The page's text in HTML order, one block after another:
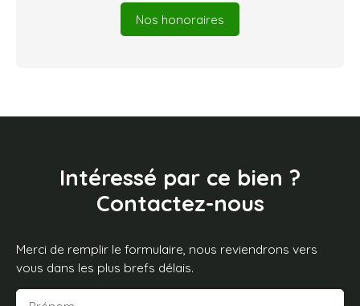
Nos honoraires
Intéressé par ce bien ?
Contactez-nous
Merci de remplir le formulaire, nous reviendrons vers
vous dans les plus brefs délais.